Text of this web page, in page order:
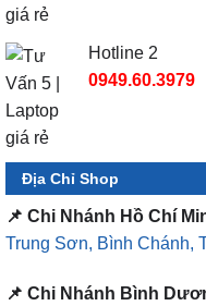
Hotline 2
0949.60.3979
Địa Chỉ Shop
📌 Chi Nhánh Hồ Chí
Trung Sơn, Bình Chánh,
📌 Chi Nhánh Bình